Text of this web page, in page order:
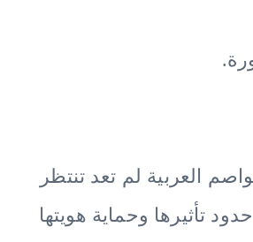
العربية لم تعد تنتظر
تأثيرها وحماية هويتها